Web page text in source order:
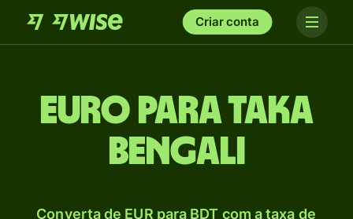
Criar conta
Euro para Taka
bengali
Converta de EUR para BDT com a taxa de